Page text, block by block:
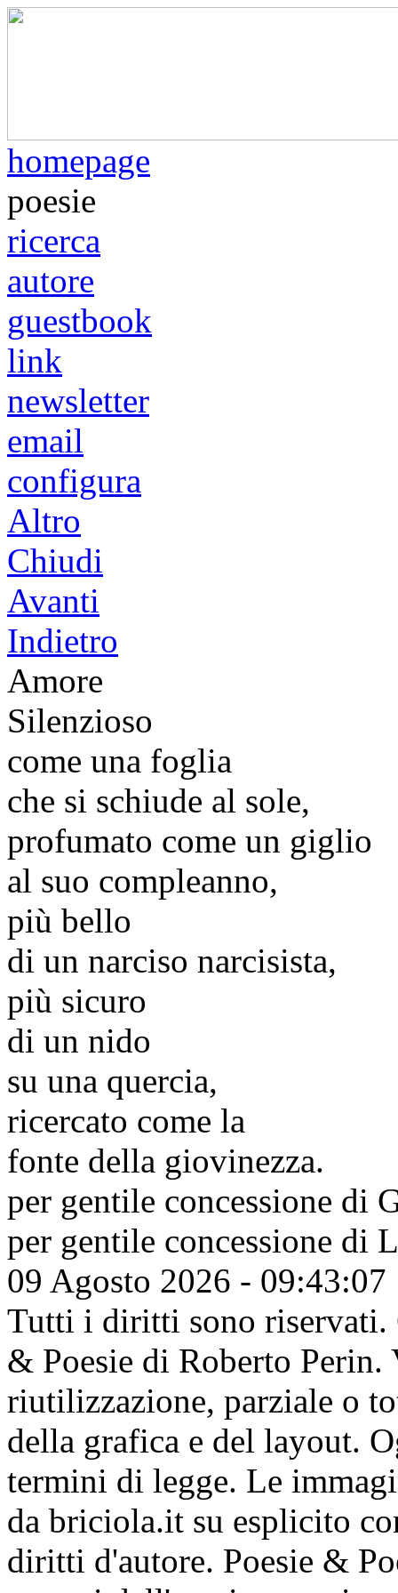
homepage
poesie
ricerca
autore
guestbook
link
newsletter
email
configura
Altro
Chiudi
Avanti
Indietro
Amore
Silenzioso
come una foglia
che si schiude al sole,
profumato come un giglio
al suo compleanno,
più bello
di un narciso narcisista,
più sicuro
di un nido
su una quercia,
ricercato come la
fonte della giovinezza.
per gentile concessione di
per gentile concessione di
09 Agosto 2026 - 09:43:07
Tutti i diritti sono riservati.
& Poesie di Roberto
riutilizzazione, parziale o
della grafica e del layout.
termini di legge. Le
da briciola.it su esplicito
diritti d'autore. Poesie &